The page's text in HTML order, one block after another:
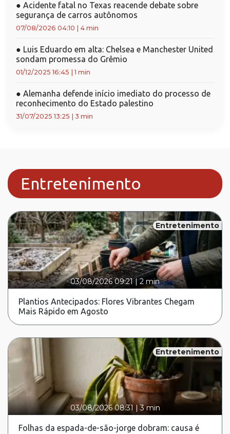
● Acidente fatal no Texas reacende debate sobre
segurança de carros autônomos
07/08/2026 04:10 4 min
● Luis Eduardo em alta: Chelsea e Manchester United
sondam promessa do Grêmio
01/12/2025 16:45 |1 min
● Alemanha defende início imediato do processo de
reconhecimento do Estado palestino
31/07/2025 13:25 3 min
Entretenimento
Entretenimento
03/08/2026 09:21|2 min
Plantios Antecipados: Flores Vibrantes Chegam
Mais Rápido em Agosto
Entretenimento
03/08/2026 08:31 |3 min
Folhas da espada-de-são-jorge dobram: causa é